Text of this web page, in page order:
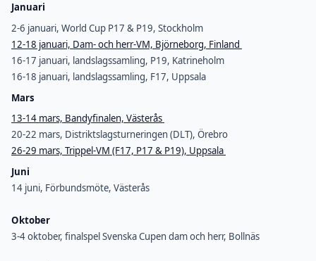
Januari
2-6 januari, World Cup P17 & P19, Stockholm
12-18 januari, Dam- och herr-VM, Björneborg, Finland
16-17 januari, landslagssamling, P19, Katrineholm
16-18 januari, landslagssamling, F17, Uppsala
Mars
13-14 mars, Bandyfinalen, Västerås
20-22 mars, Distriktslagsturneringen (DLT), Örebro
26-29 mars, Trippel-VM (F17, P17 & P19), Uppsala
Juni
14 juni, Förbundsmöte, Västerås
Oktober
3-4 oktober, finalspel Svenska Cupen dam och herr, Bollnäs